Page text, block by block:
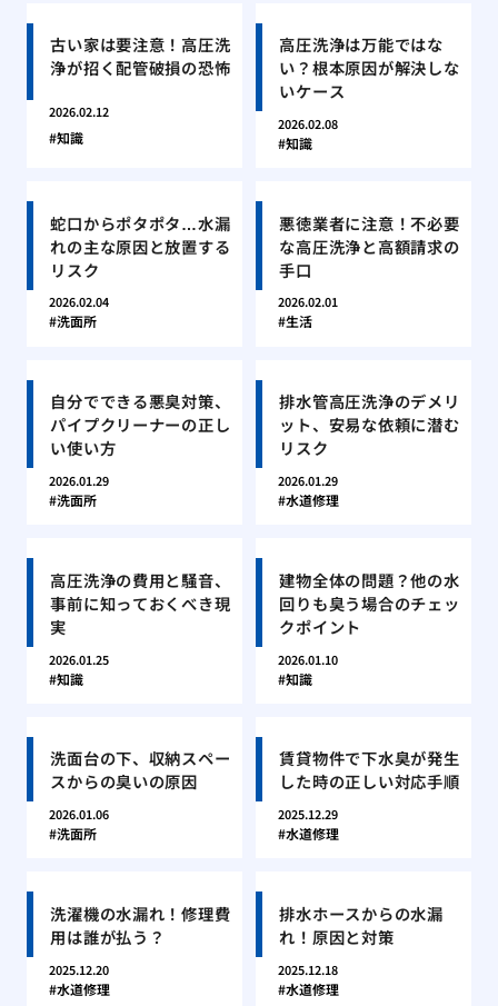
古い家は要注意！高圧洗
浄が招く配管破損の恐怖
2026.02.12
知識
高圧洗浄は万能ではな
い？根本原因が解決しな
いケース
2026.02.08
知識
蛇口からポタポタ…水漏
れの主な原因と放置する
リスク
2026.02.04
洗面所
悪徳業者に注意！不必要
な高圧洗浄と高額請求の
手口
2026.02.01
生活
自分でできる悪臭対策、
パイプクリーナーの正し
い使い方
2026.01.29
洗面所
排水管高圧洗浄のデメリ
ット、安易な依頼に潜む
リスク
2026.01.29
水道修理
高圧洗浄の費用と騒音、
事前に知っておくべき現
実
2026.01.25
知識
建物全体の問題？他の水
回りも臭う場合のチェッ
クポイント
2026.01.10
知識
洗面台の下、収納スペー
スからの臭いの原因
2026.01.06
洗面所
賃貸物件で下水臭が発生
した時の正しい対応手順
2025.12.29
水道修理
洗濯機の水漏れ！修理費
用は誰が払う？
2025.12.20
水道修理
排水ホースからの水漏
れ！原因と対策
2025.12.18
水道修理